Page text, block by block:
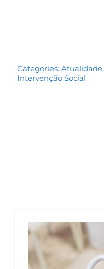
Categories:Atualidade,
Intervenção Social